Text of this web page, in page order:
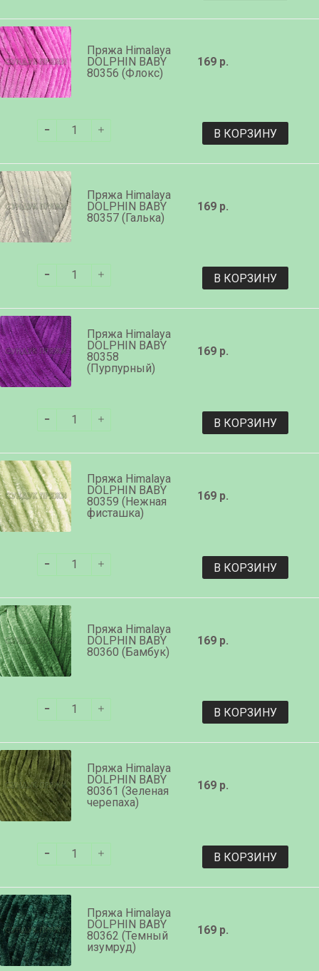
Пряжа Himalaya
DOLPHIN BABY
80356 (Флокс)
169 р.
В КОРЗИНУ
Пряжа Himalaya
DOLPHIN BABY
80357 (Галька)
169 р.
В КОРЗИНУ
Пряжа Himalaya
DOLPHIN BABY
80358
(Пурпурный)
169 р.
В КОРЗИНУ
Пряжа Himalaya
DOLPHIN BABY
80359 (Нежная
фисташка)
169 р.
В КОРЗИНУ
Пряжа Himalaya
DOLPHIN BABY
80360 (Бамбук)
169 р.
В КОРЗИНУ
Пряжа Himalaya
DOLPHIN BABY
80361 (Зеленая
черепаха)
169 р.
В КОРЗИНУ
Пряжа Himalaya
DOLPHIN BABY
80362 (Темный
изумруд)
169 р.